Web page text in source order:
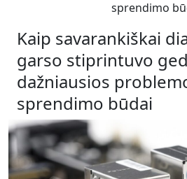
sprendimo
Kaip savarankiškai
garso stiprintuvo
dažniausios
sprendimo būdai